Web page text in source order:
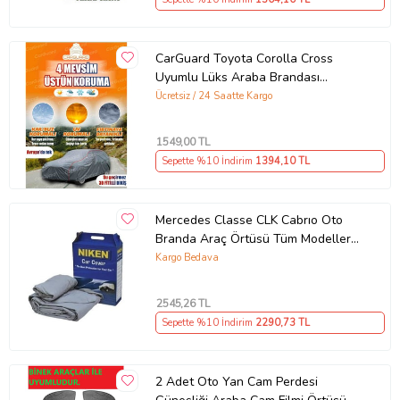
Aracınıza Birebir Uyumlu Branda Gönderilecektir.
Anlaşmamız dışında ki kargo firmalarıyla gelen iadeler kabul
edilmeyecektir.
Ürün Kodu:kcm56667367
CarGuard Toyota Corolla Cross
Uyumlu Lüks Araba Brandası
Miflonlu Branda Oto Çadır Örtü
Ücretsiz / 24 Saatte Kargo
1549,00 TL
Sepette %10 İndirim 1394,10 TL
Mercedes Classe CLK Cabrıo Oto
Branda Araç Örtüsü Tüm Modeller
Niken (Gri)
Kargo Bedava
2545,26 TL
Sepette %10 İndirim 2290,73 TL
2 Adet Oto Yan Cam Perdesi